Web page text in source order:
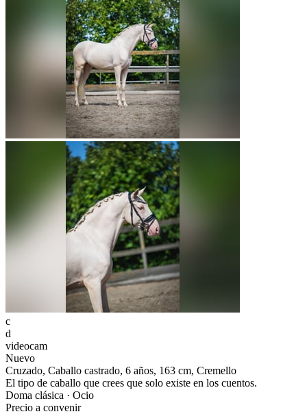
c
d
videocam
Nuevo
Cruzado, Caballo castrado, 6 años, 163 cm, Cremello
El tipo de caballo que crees que solo existe en los cuentos.
Doma clásica · Ocio
Precio a convenir